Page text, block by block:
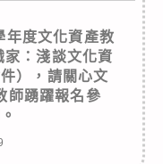
年度文化資產教
：淺談文化資
），請關心文
師踴躍報名參